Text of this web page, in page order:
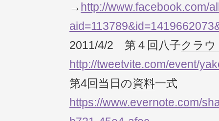
→ http://www.facebook.com/
2011/4/2 第４回八子クラウ
http://tweetvite.com/event/
第4回当日の資料一式
https://www.evernote.com/